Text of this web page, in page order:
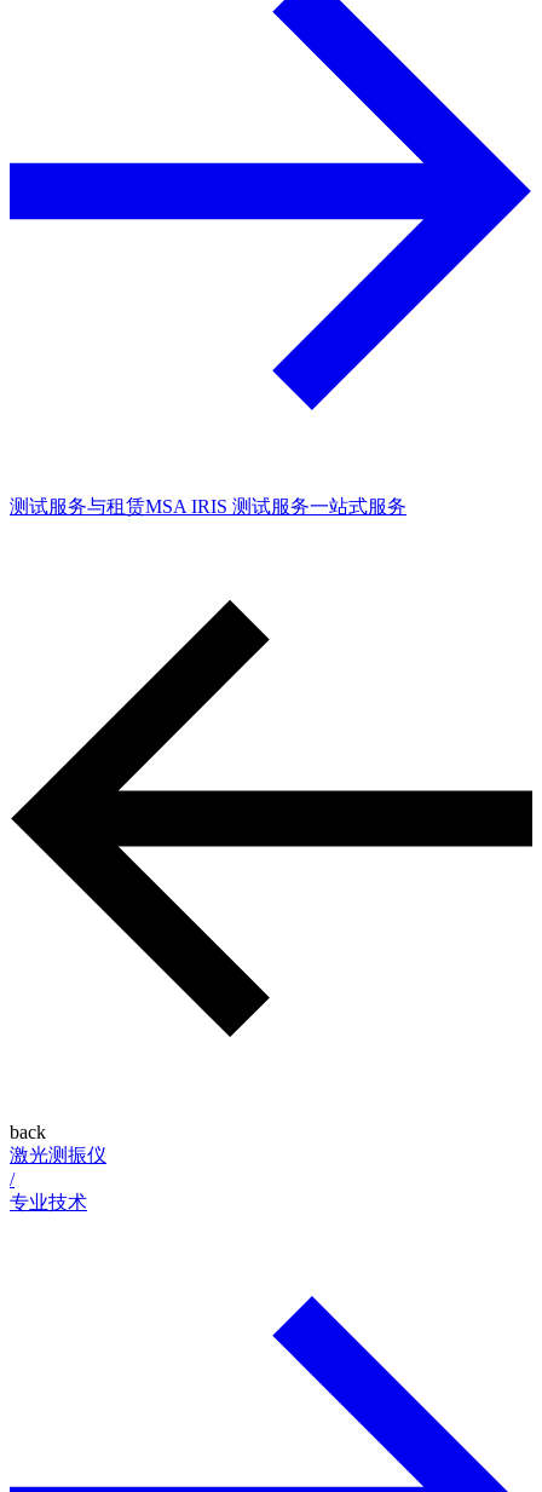
测试服务与租赁MSA IRIS 测试服务一站式服务
back
激光测振仪
/
专业技术